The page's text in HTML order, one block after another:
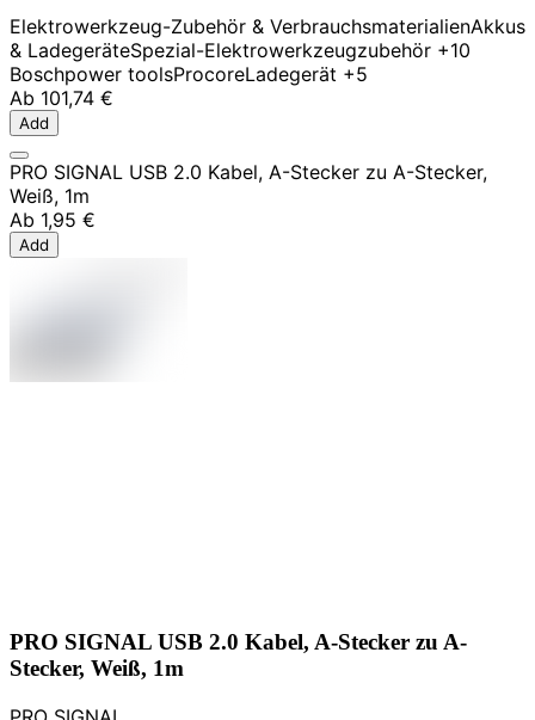
Elektrowerkzeug-Zubehör & VerbrauchsmaterialienAkkus
& LadegeräteSpezial-Elektrowerkzeugzubehör +10
Boschpower toolsProcoreLadegerät +5
Ab 101,74 €
Add
PRO SIGNAL USB 2.0 Kabel, A-Stecker zu A-Stecker,
Weiß, 1m
Ab 1,95 €
Add
PRO SIGNAL USB 2.0 Kabel, A-Stecker zu A-
Stecker, Weiß, 1m